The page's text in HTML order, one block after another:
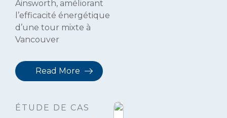
Ainsworth, améliorant
l’efficacité énergétique
d’une tour mixte à
Vancouver
Read More
ÉTUDE DE CAS